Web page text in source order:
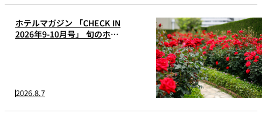
ホテルマガジン 「CHECK IN
2026年9-10月号」 旬のホテ
2026.8.7